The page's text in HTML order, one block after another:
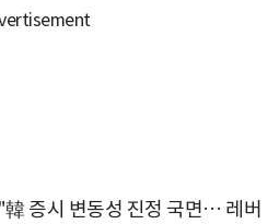
증시 변동성 진정 국면… 레버